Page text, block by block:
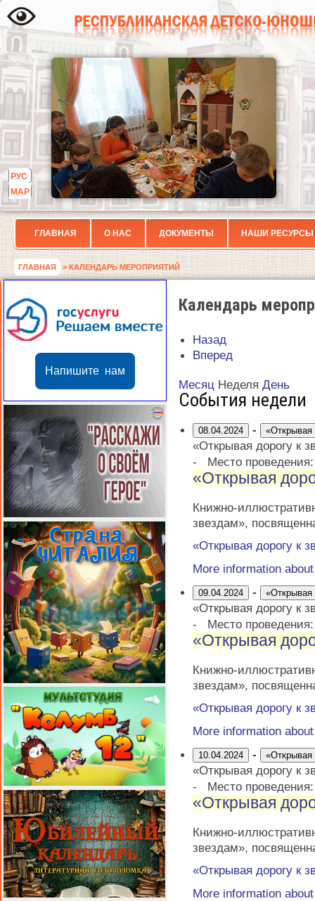
РУС
МАР
ГЛАВНАЯ О НАС ДОКУМЕНТЫ НАШИ РЕСУРСЫ
ГЛАВНАЯ > КАЛЕНДАРЬ МЕРОПРИЯТИЙ
Напишите нам
Календарь
Назад
Вперед
Месяц Неделя День
События недели
08.04.2024 - «Открывая
«Открывая дорогу к
-
Место
«Открывая
Книжно-
звездам»,
«Открывая дорогу к
More information
09.04.2024 - «Открывая
«Открывая дорогу к
-
Место
«Открывая
Книжно-
звездам»,
«Открывая дорогу к
More information
10.04.2024 - «Открывая
«Открывая дорогу к
-
Место
«Открывая
Книжно-
звездам»,
«Открывая дорогу к
More information